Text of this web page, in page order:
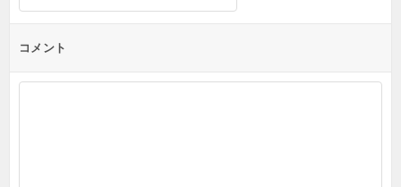
ョ
ンコメント